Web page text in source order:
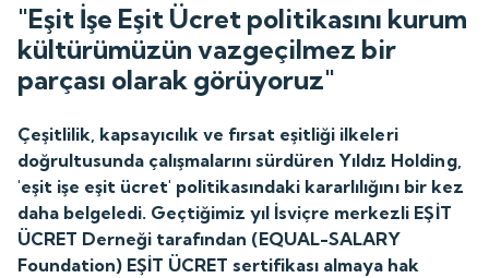
"Eşit İşe Eşit Ücret politikasını kurum
kültürümüzün vazgeçilmez bir
parçası olarak görüyoruz"
Çeşitlilik, kapsayıcılık ve fırsat eşitliği ilkeleri
doğrultusunda çalışmalarını sürdüren Yıldız Holding,
'eşit işe eşit ücret' politikasındaki kararlılığını bir kez
daha belgeledi. Geçtiğimiz yıl İsviçre merkezli EŞİT
ÜCRET Derneği tarafından (EQUAL-SALARY
Foundation) EŞİT ÜCRET sertifikası almaya hak